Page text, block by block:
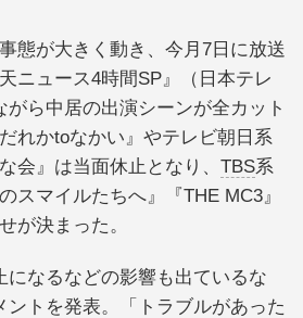
態が大きく動き、今月7日に放送
ニュース4時間SP』（日本テレ
がら中居の出演シーンが全カット
れかtoなかい』やテレビ朝日系
会』は当面休止となり、 TBS系
スマイルたちへ』『THE MC3』
が決まった。
なるなどの影響も出ているな
ントを発表。「トラブルがあった